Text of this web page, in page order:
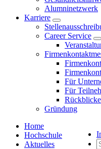
Alumninetzwerk
Karriere
Career Service
Für
Für
Rückblicke
Gründung
Home
Hochschule
Aktuelles